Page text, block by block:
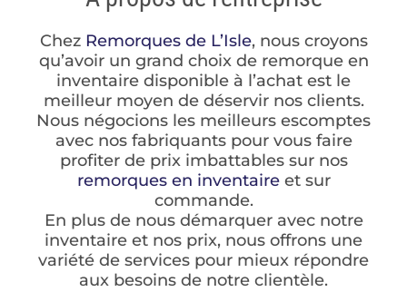
Chez Remorques de L’Isle, nous croyons
qu’avoir un grand choix de remorque en
inventaire disponible à l’achat est le
meilleur moyen de déservir nos clients.
Nous négocions les meilleurs escomptes
avec nos fabriquants pour vous faire
profiter de prix imbattables sur nos
remorques en inventaireet sur
commande.
En plus de nous démarquer avec notre
inventaire et nos prix, nous offrons une
variété de services pour mieux répondre
aux besoins de notre clientèle.